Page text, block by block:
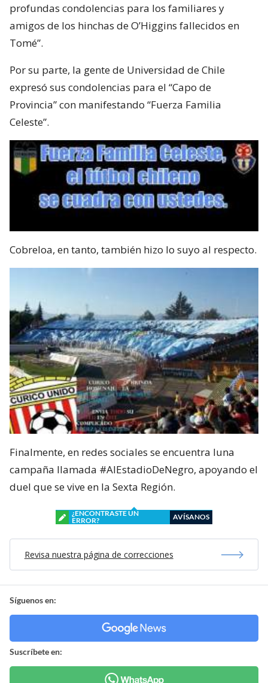
profundas condolencias para los familiares y
amigos de los hinchas de O’Higgins fallecidos en
Tomé”.
Por su parte, la gente de Universidad de Chile
expresó sus condolencias para el “Capo de
Provincia” con manifestando “Fuerza Familia
Celeste”.
Cobreloa, en tanto, también hizo lo suyo al respecto.
Finalmente, en redes sociales se encuentra luna
campaña llamada #AlEstadioDeNegro, apoyando el
duel que se vive en la Sexta Región.
¿ENCONTRASTE UN
ERROR?
AVÍSANOS
Revisa nuestra página de correcciones
Síguenos en:
Suscríbete en: